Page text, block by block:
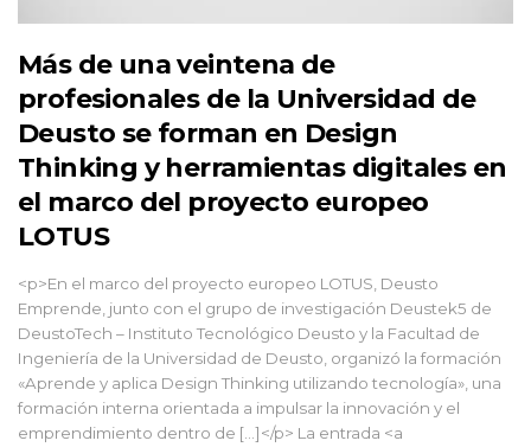
Más de una veintena de
profesionales de la Universidad de
Deusto se forman en Design
Thinking y herramientas digitales en
el marco del proyecto europeo
LOTUS
<p>En el marco del proyecto europeo LOTUS, Deusto
Emprende, junto con el grupo de investigación Deustek5 de
DeustoTech – Instituto Tecnológico Deusto y la Facultad de
Ingeniería de la Universidad de Deusto, organizó la formación
«Aprende y aplica Design Thinking utilizando tecnología», una
formación interna orientada a impulsar la innovación y el
emprendimiento dentro de […]</p> La entrada <a